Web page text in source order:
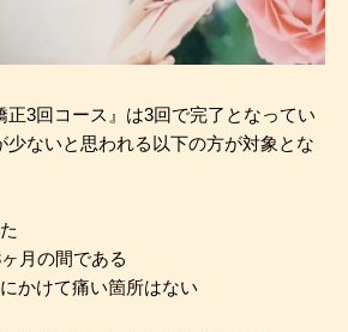
正3回コース』は3回で完了となってい
少ないと思われる以下の方が対象とな
月の間である
かけて痛い箇所はない